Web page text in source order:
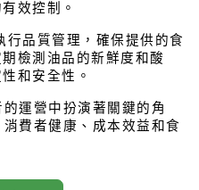
效控制。​
行品質管理，確保提供的食
檢測油品的新鮮度和酸
和安全性。
運營中扮演著關鍵的角
費者健康、成本效益和食